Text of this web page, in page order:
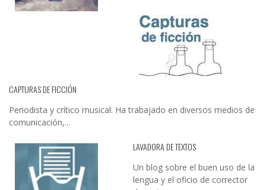
CAPTURAS DE FICCIÓN
Periodista y crítico musical. Ha trabajado en diversos medios de
comunicación,...
LAVADORA DE TEXTOS
Un blog sobre el buen uso de la
lengua y el oficio de corrector